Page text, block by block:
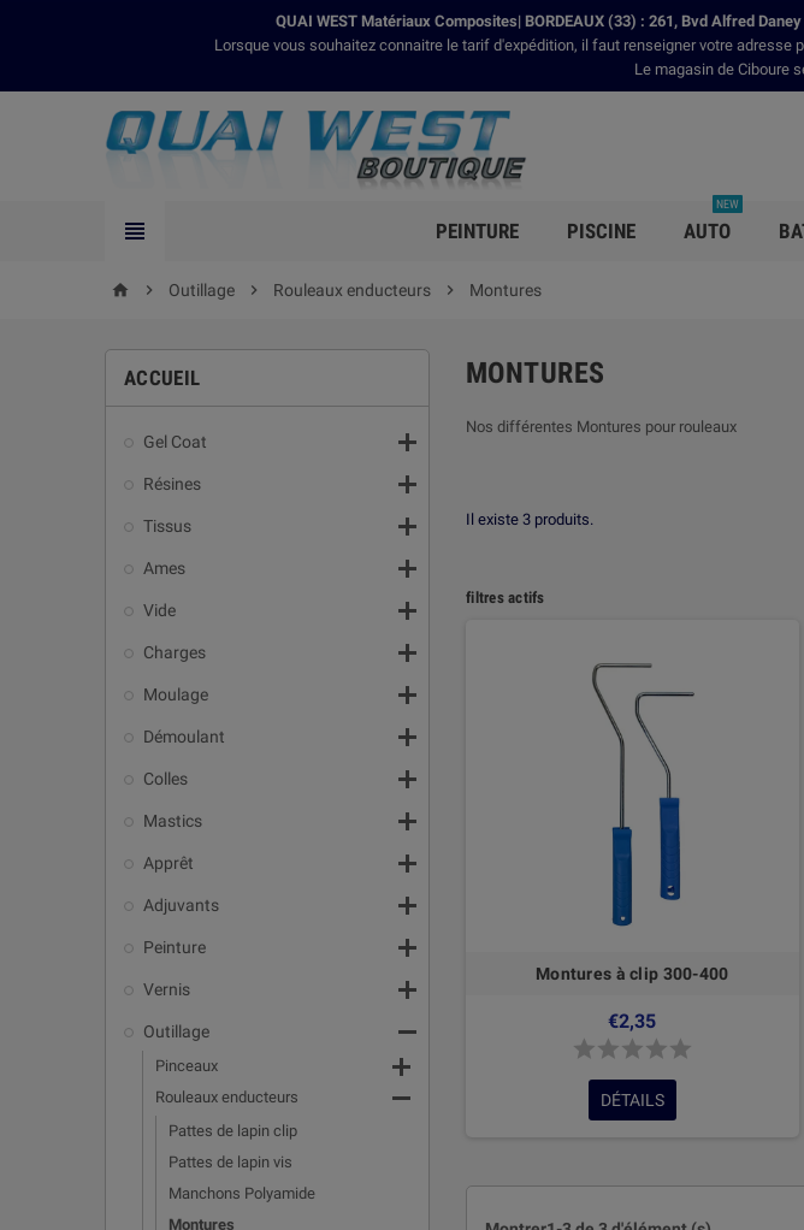
QUAI WEST Matériaux Composites| BORDEAUX (33) : 261, Bvd Alfred
Lorsque vous souhaitez connaitre le tarif d'expédition, il faut renseigner votre
Le magasin de Ciboure
 PEINTURE PISCINE AUTO
NEW
home  Outillage  Rouleaux enducteurs  Montures
ACCUEIL
Gel Coat 
Résines 
Tissus 
Ames 
Vide 
Charges 
Moulage 
Démoulant 
Colles 
Mastics 
Apprêt 
Adjuvants 
Peinture 
Vernis 
Outillage 
Pinceaux 
Rouleaux enducteurs 
Pattes de lapin clip
Pattes de lapin vis
Manchons Polyamide
Montures
MONTURES
Nos différentes Montures pour rouleaux
Il existe 3 produits.
filtres actifs
Montures à clip 300-400
€2,35
DÉTAILS